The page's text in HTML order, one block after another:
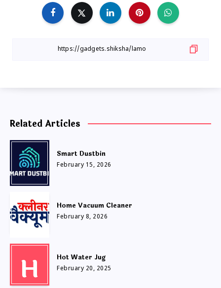
Related Articles
Smart Dustbin
February 15, 2026
Home Vacuum Cleaner
February 8, 2026
H Hot Water Jug
February 20, 2025